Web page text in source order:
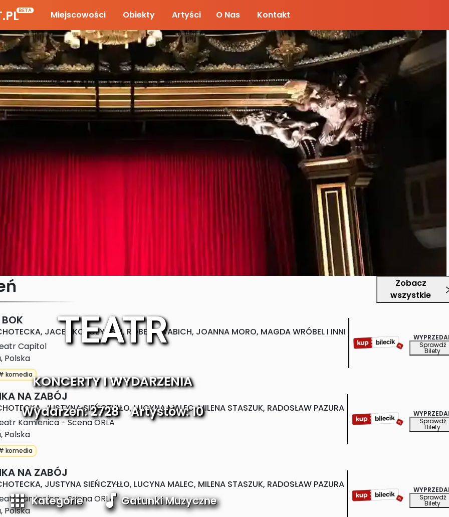
BETA Miejscowości Obiekty Artyści O Nas Kontakt
TEATR
KONCERTY I WYDARZENIA
Wydarzeń:2728 Artystów:10
Kategorie Gatunki Muzyczne
Zobacz
wszystkie
JACEK KOPCZYŃSKI, ROBERT WABICH, JOANNA MORO, MAGDA WRÓBEL I INNI
Capitol
, Polska
komedia
Sprawdź
Bilety
NA ZABÓJ
JUSTYNA SIEŃCZYŁŁO, LUCYNA MALEC, MILENA STASZUK, RADOSŁAW PAZURA
Kamienica - Scena ORLA
, Polska
komedia
Sprawdź
Bilety
NA ZABÓJ
JUSTYNA SIEŃCZYŁŁO, LUCYNA MALEC, MILENA STASZUK, RADOSŁAW PAZURA
Kamienica - Scena ORLA
, Polska
Sprawdź
Bilety